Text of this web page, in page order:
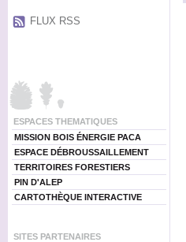
FLUX RSS
ESPACES THEMATIQUES
MISSION BOIS ÉNERGIE PACA
ESPACE DÉBROUSSAILLEMENT
TERRITOIRES FORESTIERS
PIN D'ALEP
CARTOTHÈQUE INTERACTIVE
SITES PARTENAIRES